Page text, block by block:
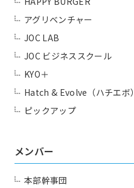
アグリベンチャー
JOC LAB
JOC ビジネススクール
KYO＋
Hatch & Evolve（ハチエボ）
ピックアップ
メンバー
本部幹事団